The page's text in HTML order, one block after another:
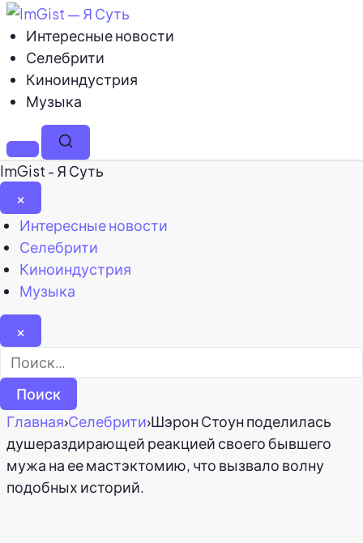
Интересные новости
Селебрити
Киноиндустрия
Музыка
МенюПоиск
ImGist - Я Суть
×
Закрыть
меню
Интересные новости
Селебрити
Киноиндустрия
Музыка
×
Найти:
Главная›Селебрити›Шэрон Стоун поделилась
душераздирающей реакцией своего бывшего
мужа на ее мастэктомию, что вызвало волну
подобных историй.